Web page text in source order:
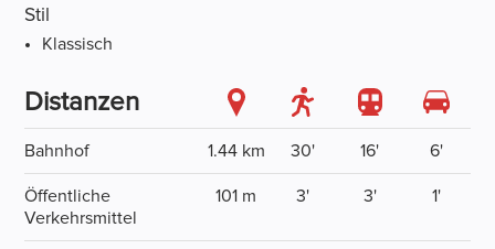
Stil
Klassisch
Distanzen
Bahnhof 1.44 km 30' 16' 6'
Öffentliche
Verkehrsmittel
101 m 3' 3' 1'